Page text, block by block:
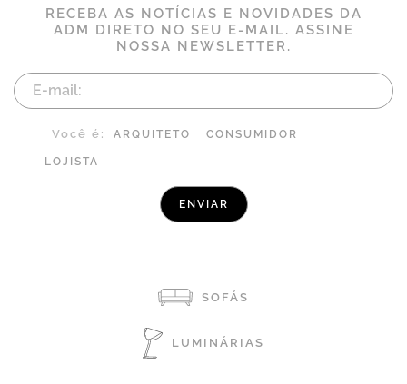
RECEBA AS NOTÍCIAS E NOVIDADES DA
ADM DIRETO NO SEU E-MAIL. ASSINE
NOSSA NEWSLETTER.
Você é: ARQUITETO CONSUMIDOR
LOJISTA
SOFÁS
LUMINÁRIAS